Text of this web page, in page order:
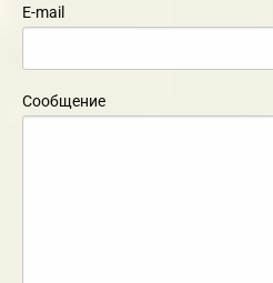
E-mail
Сообщение